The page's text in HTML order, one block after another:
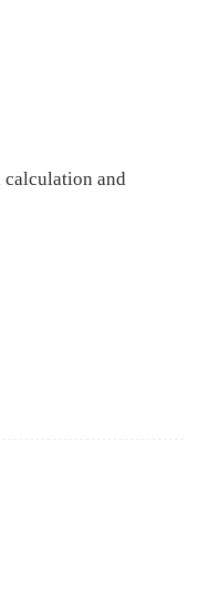
calculation and